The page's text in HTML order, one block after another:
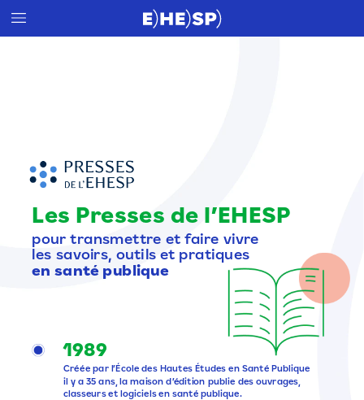
Les Presses de l’EHESP
pour transmettre et faire vivre
les savoirs, outils et pratiques
en santé publique
1989
Créée par l’École des Hautes Études en Santé Publique
il y a 35 ans, la maison d’édition publie des ouvrages,
classeurs et logiciels en santé publique.